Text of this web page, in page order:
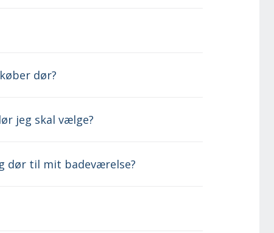
dør?
jeg skal vælge?
dør til mit badeværelse?